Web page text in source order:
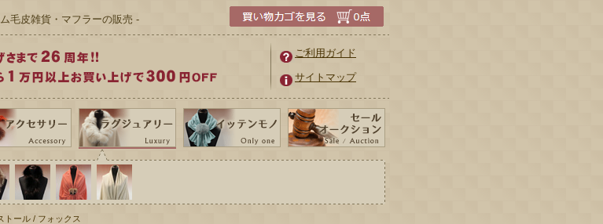
毛皮雑貨・マフラーの販売 -
ご利用ガイド
サイトマップ
トール / フォックス